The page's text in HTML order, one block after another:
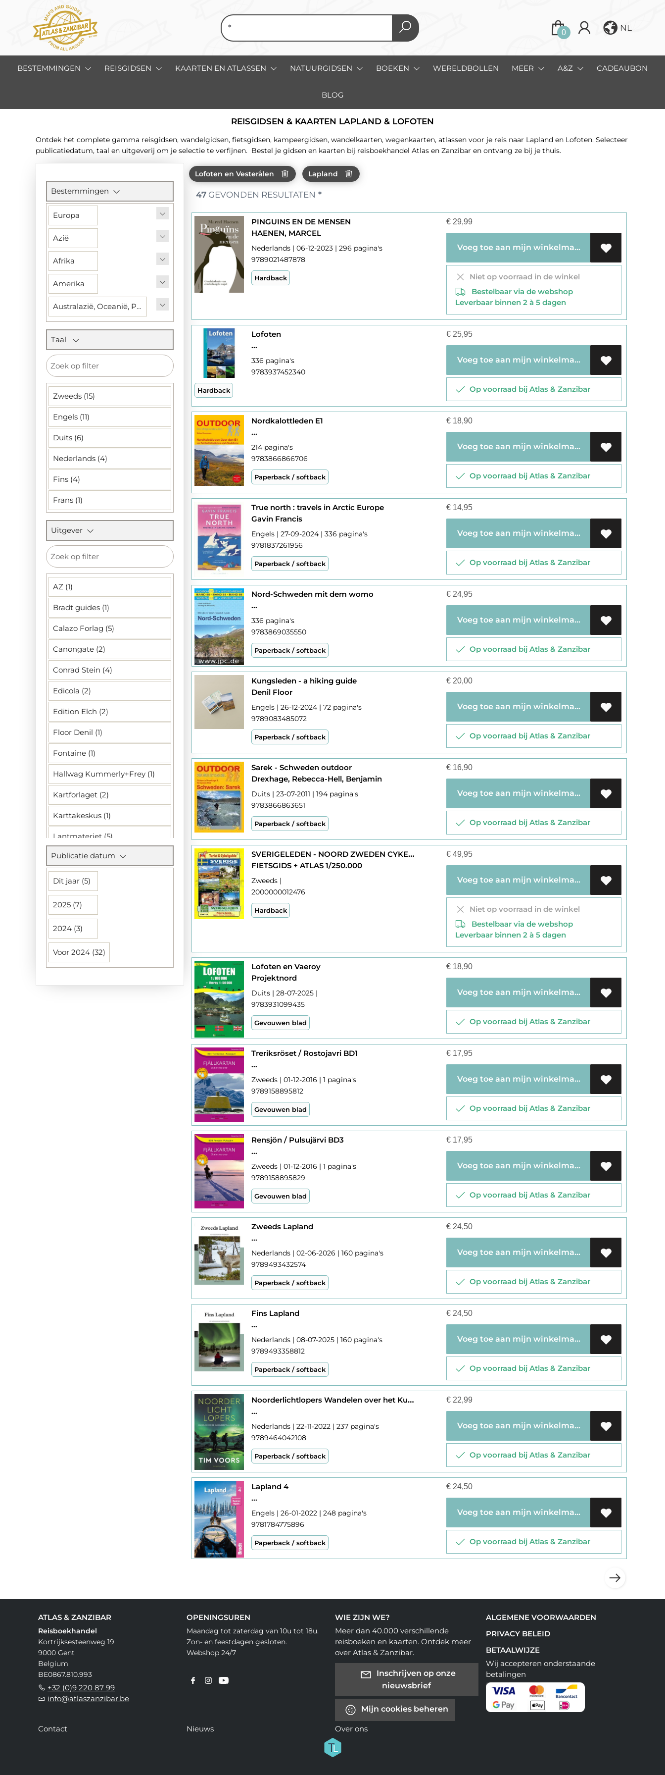
0 NL
BESTEMMINGEN REISGIDSEN KAARTEN EN ATLASSEN NATUURGIDSEN BOEKEN WERELDBOLLEN MEER A&Z CADEAUBON
BLOG
REISGIDSEN & KAARTEN LAPLAND & LOFOTEN
Ontdek het complete gamma reisgidsen, wandelgidsen, fietsgidsen, kampeergidsen, wandelkaarten, wegenkaarten, atlassen voor je reis naar Lapland en Lofoten. Selecteer
publicatiedatum, taal en uitgeverij om je selectie te verfijnen. Bestel je gidsen en kaarten bij reisboekhandel Atlas en Zanzibar en ontvang ze bij je thuis.
Bestemmingen
Europa
Azië
Afrika
Amerika
Australazië, Oceanië, Pacifische Eilanden, Atlantische Eilanden
Taal
Zweeds (15)
Engels (11)
Duits (6)
Nederlands (4)
Fins (4)
Frans (1)
Uitgever
AZ (1)
Bradt guides (1)
Calazo Forlag (5)
Canongate (2)
Conrad Stein (4)
Edicola (2)
Edition Elch (2)
Floor Denil (1)
Fontaine (1)
Hallwag Kummerly+Frey (1)
Kartforlaget (2)
Karttakeskus (1)
Lantmateriet (5)
Meta4Books (1)
Nordeca AS (4)
Norstedts (6)
Petit Fute (1)
ProjektNord (2)
Rother Bergverlag GmbH (2)
Publicatie datum
Dit jaar (5)
2025 (7)
2024 (3)
Voor 2024 (32)
Lofoten en Vesterålen Lapland
47 GEVONDEN RESULTATEN *
PINGUINS EN DE MENSEN
HAENEN, MARCEL
Nederlands | 06-12-2023 | 296 pagina's
9789021487878
Hardback
€ 29,99
Voeg toe aan mijn winkelmandje
Niet op voorraad in de winkel
Bestelbaar via de webshop
Leverbaar binnen 2 à 5 dagen
Lofoten
...
336 pagina's
9783937452340
Hardback
€ 25,95
Voeg toe aan mijn winkelmandje
Op voorraad bij Atlas & Zanzibar
Nordkalottleden E1
...
214 pagina's
9783866866706
Paperback / softback
€ 18,90
Voeg toe aan mijn winkelmandje
Op voorraad bij Atlas & Zanzibar
True north : travels in Arctic Europe
Gavin Francis
Engels | 27-09-2024 | 336 pagina's
9781837261956
Paperback / softback
€ 14,95
Voeg toe aan mijn winkelmandje
Op voorraad bij Atlas & Zanzibar
Nord-Schweden mit dem womo
...
336 pagina's
9783869035550
Paperback / softback
€ 24,95
Voeg toe aan mijn winkelmandje
Op voorraad bij Atlas & Zanzibar
Kungsleden - a hiking guide
Denil Floor
Engels | 26-12-2024 | 72 pagina's
9789083485072
Paperback / softback
€ 20,00
Voeg toe aan mijn winkelmandje
Op voorraad bij Atlas & Zanzibar
Sarek - Schweden outdoor
Drexhage, Rebecca-Hell, Benjamin
Duits | 23-07-2011 | 194 pagina's
9783866863651
Paperback / softback
€ 16,90
Voeg toe aan mijn winkelmandje
Op voorraad bij Atlas & Zanzibar
SVERIGELEDEN - NOORD ZWEDEN CYKELGUIDE + ATLAS 1/250.000
FIETSGIDS + ATLAS 1/250.000
Zweeds |
2000000012476
Hardback
€ 49,95
Voeg toe aan mijn winkelmandje
Niet op voorraad in de winkel
Bestelbaar via de webshop
Leverbaar binnen 2 à 5 dagen
Lofoten en Vaeroy
Projektnord
Duits | 28-07-2025 |
9783931099435
Gevouwen blad
€ 18,90
Voeg toe aan mijn winkelmandje
Op voorraad bij Atlas & Zanzibar
Treriksröset / Rostojavri BD1
...
Zweeds | 01-12-2016 | 1 pagina's
9789158895812
Gevouwen blad
€ 17,95
Voeg toe aan mijn winkelmandje
Op voorraad bij Atlas & Zanzibar
Rensjön / Pulsujärvi BD3
...
Zweeds | 01-12-2016 | 1 pagina's
9789158895829
Gevouwen blad
€ 17,95
Voeg toe aan mijn winkelmandje
Op voorraad bij Atlas & Zanzibar
Zweeds Lapland
...
Nederlands | 02-06-2026 | 160 pagina's
9789493432574
Paperback / softback
€ 24,50
Voeg toe aan mijn winkelmandje
Op voorraad bij Atlas & Zanzibar
Fins Lapland
...
Nederlands | 08-07-2025 | 160 pagina's
9789493358812
Paperback / softback
€ 24,50
Voeg toe aan mijn winkelmandje
Op voorraad bij Atlas & Zanzibar
Noorderlichtlopers Wandelen over het Kungsledentrail in Lapland
...
Nederlands | 22-11-2022 | 237 pagina's
9789464042108
Paperback / softback
€ 22,99
Voeg toe aan mijn winkelmandje
Op voorraad bij Atlas & Zanzibar
Lapland 4
...
Engels | 26-01-2022 | 248 pagina's
9781784775896
Paperback / softback
€ 24,50
Voeg toe aan mijn winkelmandje
Op voorraad bij Atlas & Zanzibar
ATLAS & ZANZIBAR
Reisboekhandel
Kortrijksesteenweg 19
9000 Gent
Belgium
BE0867.810.993
+32 (0)9 220 87 99
info@atlaszanzibar.be
OPENINGSUREN
Maandag tot zaterdag van 10u tot 18u.
Zon- en feestdagen gesloten.
Webshop 24/7
WIE ZIJN WE?
Meer dan 40.000 verschillende
reisboeken en kaarten. Ontdek meer
over Atlas & Zanzibar.
Inschrijven op onze
nieuwsbrief
Mijn cookies beheren
ALGEMENE VOORWAARDEN
PRIVACY BELEID
BETAALWIJZE
Wij accepteren onderstaande
betalingen
Contact Nieuws Over ons